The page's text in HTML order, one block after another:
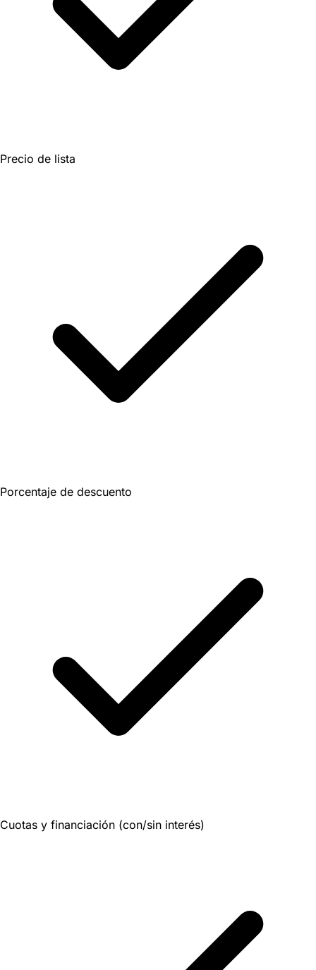
Precio de lista
Porcentaje de descuento
Cuotas y financiación (con/sin interés)